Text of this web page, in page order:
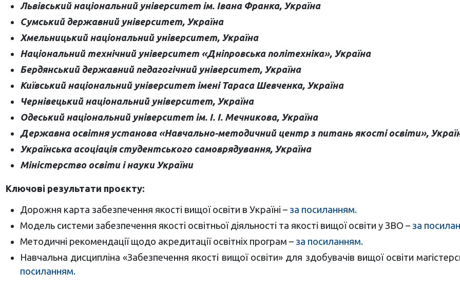
Львівський національний університет ім. Івана Франка, Україна
Сумський державний університет, Україна
Хмельницький національний університет, Україна
Національний технічний університет «Дніпровська політехніка», Україна
Бердянський державний педагогічний університет, Україна
Київський національний університет імені Тараса Шевченка, Україна
Чернівецький національний університет, Україна
Одеський національний університет ім. І. І. Мечникова, Україна
Державна освітня установа «Навчально-методичний центр з питань якості освіти»,
Українська асоціація студентського самоврядування, Україна
Міністерство освіти і науки України
Ключові результати проєкту:
Дорожня карта забезпечення якості вищої освіти в Україні – за посиланням.
Модель системи забезпечення якості освітньої діяльності та якості вищої освіти у ЗВО – за
Методичні рекомендації щодо акредитації освітніх програм – за посиланням.
Навчальна дисципліна «Забезпечення якості вищої освіти» для здобувачів вищої освіти
посиланням.